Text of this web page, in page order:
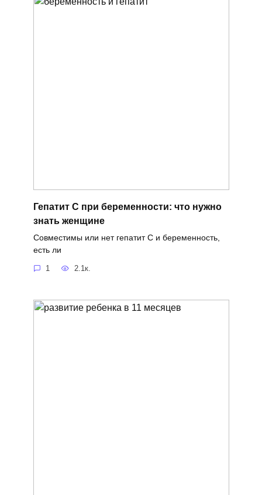
Гепатит С при беременности: что нужно
знать женщине
Совместимы или нет гепатит С и беременность,
есть ли
1 2.1к.